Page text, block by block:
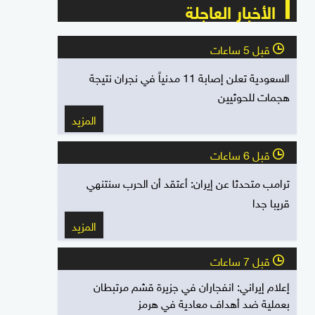
الأخبار العاجلة
l قبل 5 ساعات
السعودية تعلن إصابة 11 مدنياً في نجران نتيجة
هجمات للحوثيين
المزيد
l قبل 6 ساعات
ترامب متحدثا عن إيران: أعتقد أن الحرب سنتنهي
قريبا جدا
المزيد
l قبل 7 ساعات
إعلام إيراني: انفجاران في جزيرة قشم مرتبطان
بعملية ضد أهداف معادية في هرمز